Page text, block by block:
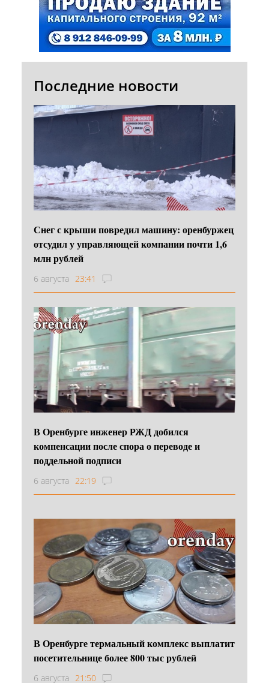
Последние новости
Снег с крыши повредил машину: оренбуржец
отсудил у управляющей компании почти 1,6
млн рублей
6 августа 23:41
В Оренбурге инженер РЖД добился
компенсации после спора о переводе и
поддельной подписи
6 августа 22:19
В Оренбурге термальный комплекс выплатит
посетительнице более 800 тыс рублей
6 августа 21:50